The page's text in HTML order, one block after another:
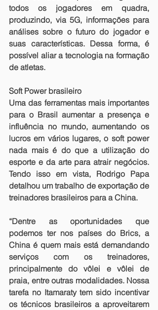
todos os jogadores em quadra,
produzindo, via 5G, informações para
análises sobre o futuro do jogador e
suas características. Dessa forma, é
possível aliar a tecnologia na formação
de atletas.
Soft Power brasileiro
Uma das ferramentas mais importantes
para o Brasil aumentar a presença e
influência no mundo, aumentando os
lucros em vários lugares, o soft power
nada mais é do que a utilização do
esporte e da arte para atrair negócios.
Tendo isso em vista, Rodrigo Papa
detalhou um trabalho de exportação de
treinadores brasileiros para a China.
“Dentre as oportunidades que
podemos ter nos países do Brics, a
China é quem mais está demandando
serviços com os treinadores,
principalmente do vôlei e vôlei de
praia, entre outras modalidades. Nossa
tarefa no Itamaraty tem sido incentivar
os técnicos brasileiros a aproveitarem